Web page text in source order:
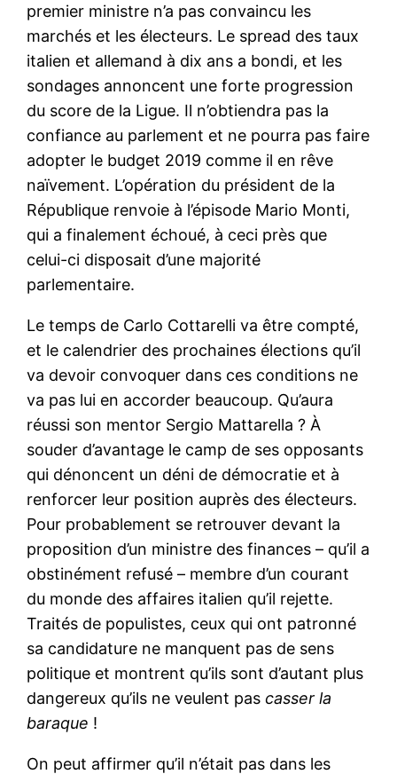
premier ministre n’a pas convaincu les
marchés et les électeurs. Le spread des taux
italien et allemand à dix ans a bondi, et les
sondages annoncent une forte progression
du score de la Ligue. Il n’obtiendra pas la
confiance au parlement et ne pourra pas faire
adopter le budget 2019 comme il en rêve
naïvement. L’opération du président de la
République renvoie à l’épisode Mario Monti,
qui a finalement échoué, à ceci près que
celui-ci disposait d’une majorité
parlementaire.
Le temps de Carlo Cottarelli va être compté,
et le calendrier des prochaines élections qu’il
va devoir convoquer dans ces conditions ne
va pas lui en accorder beaucoup. Qu’aura
réussi son mentor Sergio Mattarella ? À
souder d’avantage le camp de ses opposants
qui dénoncent un déni de démocratie et à
renforcer leur position auprès des électeurs.
Pour probablement se retrouver devant la
proposition d’un ministre des finances – qu’il a
obstinément refusé – membre d’un courant
du monde des affaires italien qu’il rejette.
Traités de populistes, ceux qui ont patronné
sa candidature ne manquent pas de sens
politique et montrent qu’ils sont d’autant plus
dangereux qu’ils ne veulent pascasser la
baraque !
On peut affirmer qu’il n’était pas dans les